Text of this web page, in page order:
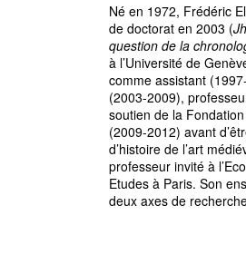
Né en 1972, Frédéric
de doctorat en 2003 (
question de la
à l’Université de
comme assistant
(2003-2009),
soutien de la
(2009-2012) avant
d’histoire de l’art
professeur invité à
Etudes à Paris. Son
deux axes de